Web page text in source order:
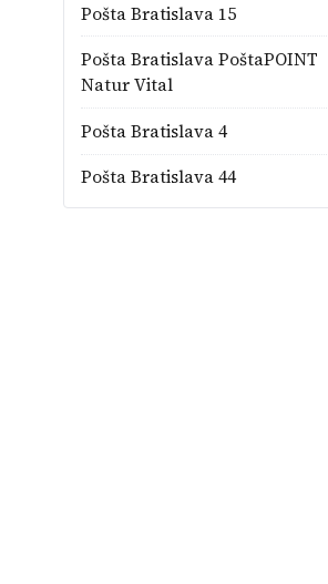
Pošta Bratislava 15
Pošta Bratislava PoštaPOINT
Natur Vital
Pošta Bratislava 4
Pošta Bratislava 44